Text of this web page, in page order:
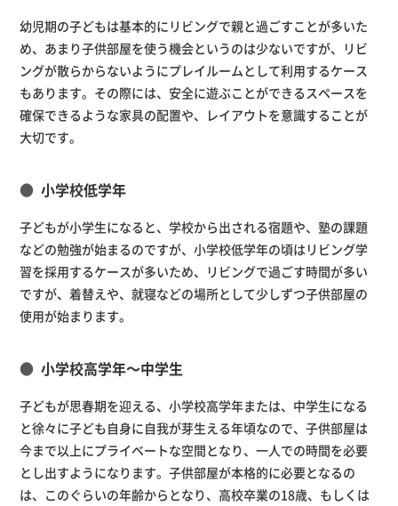
幼児期の子どもは基本的にリビングで親と過ごすことが多いた
め、あまり子供部屋を使う機会というのは少ないですが、リビ
ングが散らからないようにプレイルームとして利用するケース
もあります。その際には、安全に遊ぶことができるスペースを
確保できるような家具の配置や、レイアウトを意識することが
大切です。
小学校低学年
子どもが小学生になると、学校から出される宿題や、塾の課題
などの勉強が始まるのですが、小学校低学年の頃はリビング学
習を採用するケースが多いため、リビングで過ごす時間が多い
ですが、着替えや、就寝などの場所として少しずつ子供部屋の
使用が始まります。
小学校高学年～中学生
子どもが思春期を迎える、小学校高学年または、中学生になる
と徐々に子ども自身に自我が芽生える年頃なので、子供部屋は
今まで以上にプライベートな空間となり、一人での時間を必要
とし出すようになります。子供部屋が本格的に必要となるの
は、このぐらいの年齢からとなり、高校卒業の18歳、もしくは